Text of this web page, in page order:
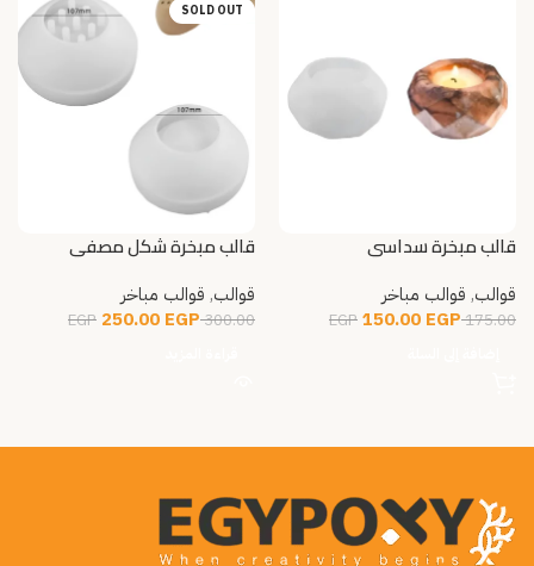
قالب مبخرة سداسي
قوالب, قوالب مباخر
175.00
EGP150.00 EGP
SOLD OUT
قالب مبخرة شكل مصفي
قوالب, قوالب مباخر
300.00
EGP 250.00 EGP